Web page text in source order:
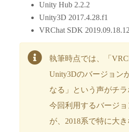
Unity Hub 2.2.2
Unity3D 2017.4.28.f1
VRChat SDK
執筆時点では、「
Unity3Dのバージョン
なる」という声がチラ
今回利用するバージョ
が、2018系で特に大